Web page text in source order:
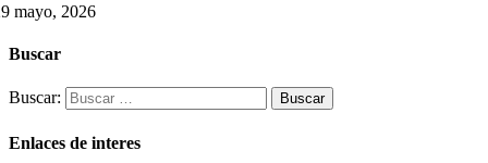
mayo, 2026
Buscar
Buscar:
Enlaces de interes